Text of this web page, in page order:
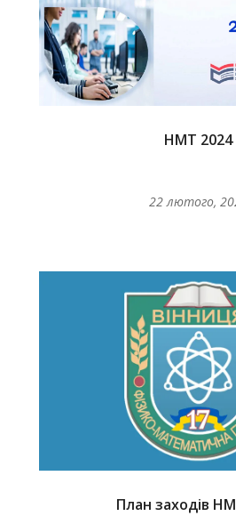
НМТ 2024
22 лютого,
План заходів